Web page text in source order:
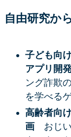
自由研究か
子ども向
アプリ開
ング詐欺
を学べる
高齢者向
画 おじ